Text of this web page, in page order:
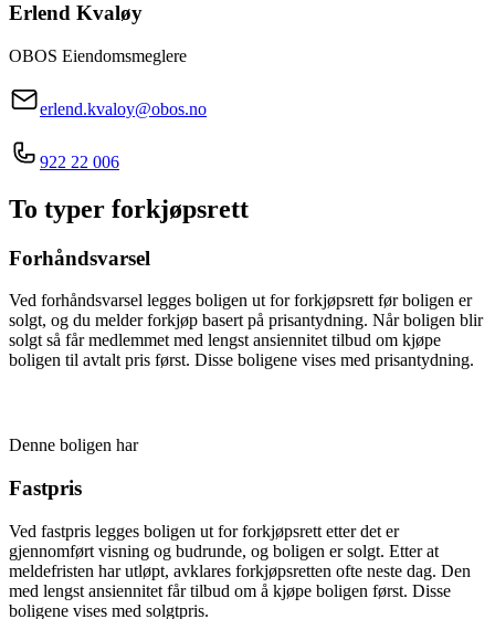
Erlend Kvaløy
OBOS Eiendomsmeglere
erlend.kvaloy@obos.no
922 22 006
To typer forkjøpsrett
Forhåndsvarsel
Ved forhåndsvarsel legges boligen ut for forkjøpsrett før boligen er
solgt, og du melder forkjøp basert på prisantydning. Når boligen blir
solgt så får medlemmet med lengst ansiennitet tilbud om kjøpe
boligen til avtalt pris først. Disse boligene vises med prisantydning.
Denne boligen har
Fastpris
Ved fastpris legges boligen ut for forkjøpsrett etter det er
gjennomført visning og budrunde, og boligen er solgt. Etter at
meldefristen har utløpt, avklares forkjøpsretten ofte neste dag. Den
med lengst ansiennitet får tilbud om å kjøpe boligen først. Disse
boligene vises med solgtpris.